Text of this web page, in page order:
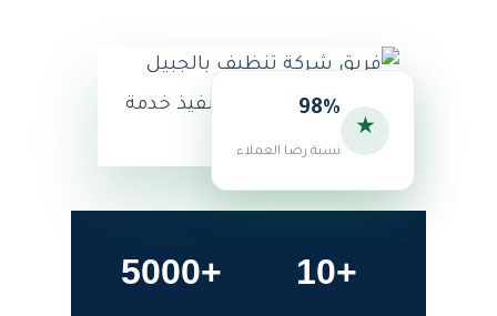
★
98%
نسبة رضا العملاء
+10
+5000